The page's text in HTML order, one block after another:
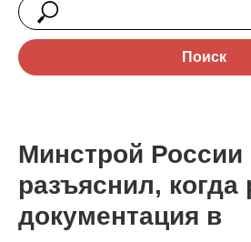
Поиск
Минстрой России
разъяснил, когда
документация в